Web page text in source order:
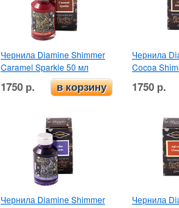
Чернила Diamine Shimmer
Caramel Sparkle 50 мл
1750 р. в корзину
Чернила
Cocoa
1750 р.
Чернила Diamine Shimmer
Чернила